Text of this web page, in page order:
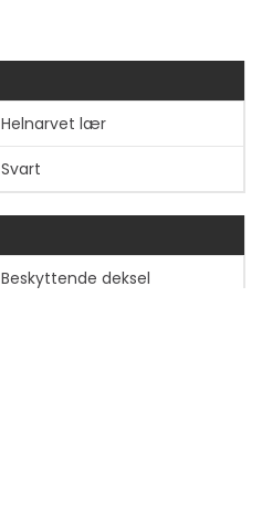
Helnarvet lær
Svart
Beskyttende deksel